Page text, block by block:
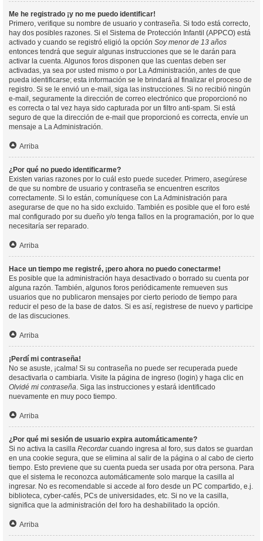
Me he registrado ¡y no me puedo identificar!
Primero, verifique su nombre de usuario y contraseña. Si todo está correcto,
hay dos posibles razones. Si el Sistema de Protección Infantil (APPCO) está
activado y cuando se registró eligió la opción Soy menor de 13 años
entonces tendrá que seguir algunas instrucciones que se le darán para
activar la cuenta. Algunos foros disponen que las cuentas deben ser
activadas, ya sea por usted mismo o por La Administración, antes de que
pueda identificarse; esta información se le brindará al finalizar el proceso de
registro. Si se le envió un e-mail, siga las instrucciones. Si no recibió ningún
e-mail, seguramente la dirección de correo electrónico que proporcionó no
es correcta o tal vez haya sido capturada por un filtro anti-spam. Si está
seguro de que la dirección de e-mail que proporcionó es correcta, envíe un
mensaje a La Administración.
Arriba
¿Por qué no puedo identificarme?
Existen varias razones por lo cuál esto puede suceder. Primero, asegúrese
de que su nombre de usuario y contraseña se encuentren escritos
correctamente. Si lo están, comuníquese con La Administración para
asegurarse de que no ha sido excluido. También es posible que el foro esté
mal configurado por su dueño y/o tenga fallos en la programación, por lo que
necesitaría ser reparado.
Arriba
Hace un tiempo me registré, ¡pero ahora no puedo conectarme!
Es posible que la administración haya desactivado o borrado su cuenta por
alguna razón. También, algunos foros periódicamente remueven sus
usuarios que no publicaron mensajes por cierto periodo de tiempo para
reducir el peso de la base de datos. Si es así, registrese de nuevo y participe
de las discuciones.
Arriba
¡Perdí mi contraseña!
No se asuste, ¡calma! Si su contraseña no puede ser recuperada puede
desactivarla o cambiarla. Visite la página de ingreso (login) y haga clic en
Olvidé mi contraseña. Siga las instrucciones y estará identificado
nuevamente en muy poco tiempo.
Arriba
¿Por qué mi sesión de usuario expira automáticamente?
Si no activa la casilla Recordarcuando ingresa al foro, sus datos se guardan
en una cookie segura, que se elimina al salir de la página o al cabo de cierto
tiempo. Esto previene que su cuenta pueda ser usada por otra persona. Para
que el sistema le reconozca automáticamente solo marque la casilla al
ingresar. No es recomendable si accede al foro desde un PC compartido, e.j.
biblioteca, cyber-cafés, PCs de universidades, etc. Si no ve la casilla,
significa que la administración del foro ha deshabilitado la opción.
Arriba